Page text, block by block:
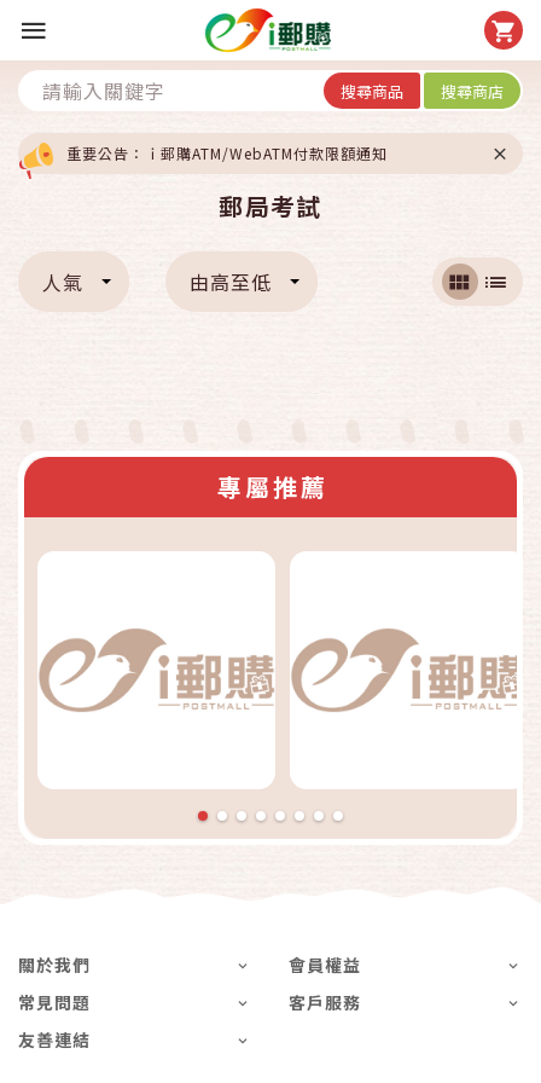
搜尋商品 搜尋商店
重要公告：ｉ郵購ATM/WebATM付款限額通知
郵局考試
人氣 由高至低
專屬推薦
關於我們
會員權益
常見問題
客戶服務
友善連結